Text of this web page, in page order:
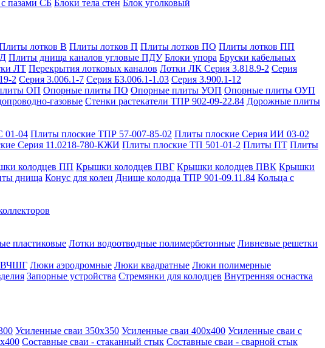
пазами СБ Блоки тела стен Блок уголковый
лотков В Плиты лотков П Плиты лотков ПО Плиты лотков ПП
Плиты днища каналов угловые ПДУ Блоки упора Бруски кабельных
ЛТ Перекрытия лотковых каналов Лотки ЛК Серия 3.818.9-2 Серия
2 Серия 3.006.1-7 Серия Б3.006.1-1.03 Серия 3.900.1-12
ОП Опорные плиты ПО Опорные плиты УОП Опорные плиты ОУП
газовые Стенки растекатели ТПР 902-09-22.84 Дорожные плиты
01-04 Плиты плоские ТПР 57-007-85-02 Плиты плоские Серия ИИ 03-02
Серия 11.0218-780-КЖИ Плиты плоские ТП 501-01-2 Плиты ПТ Плиты
колодцев ПП Крышки колодцев ПВГ Крышки колодцев ПВК Крышки
днища Конус для колец Днище колодца ТПР 901-09.11.84 Кольца с
пластиковые Лотки водоотводные полимербетонные Ливневые решетки
Люки аэродромные Люки квадратные Люки полимерные
Запорные устройства Стремянки для колодцев Внутренняя оснастка
Усиленные сваи 350х350 Усиленные сваи 400х400 Усиленные сваи с
Составные сваи - стаканный стык Составные сваи - сварной стык